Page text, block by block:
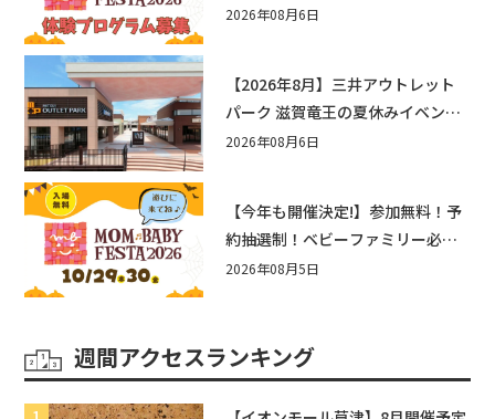
ゃん向けイベントに出演しません
2026年08月6日
【2026年8月】三井アウトレット
パーク 滋賀竜王の夏休みイベント
まとめ！びしょぬれ水あそび・激
2026年08月6日
【今年も開催決定!】参加無料！予
約抽選制！ベビーファミリー必見
☆入場無料☆10/29(木)30(金)ママ
2026年08月5日
週間アクセスランキング